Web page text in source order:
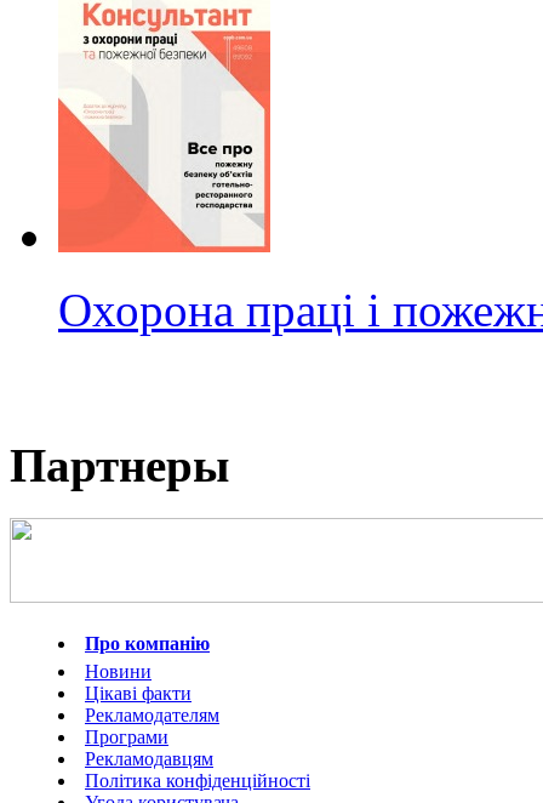
Охорона праці і
Партнеры
Про компанію
Новини
Цікаві факти
Рекламодателям
Програми
Рекламодавцям
Політика конфіденційності